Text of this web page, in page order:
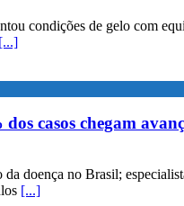
condições de gelo com
[...]
casos chegam
doença no Brasil;
[...]